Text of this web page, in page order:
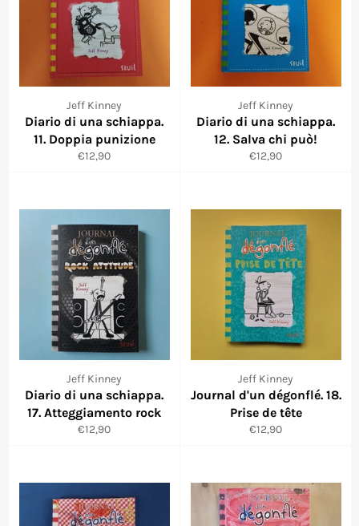
Jeff Kinney
Diario di una schiappa.
11. Doppia punizione
Prezzo
€12,90
Jeff Kinney
Diario di una schiappa.
12. Salva chi può!
Prezzo
€12,90
Jeff Kinney
Diario di una schiappa.
17. Atteggiamento rock
Prezzo
€12,90
Jeff Kinney
Journal d'un dégonflé. 18.
Prise de tête
Prezzo
€12,90